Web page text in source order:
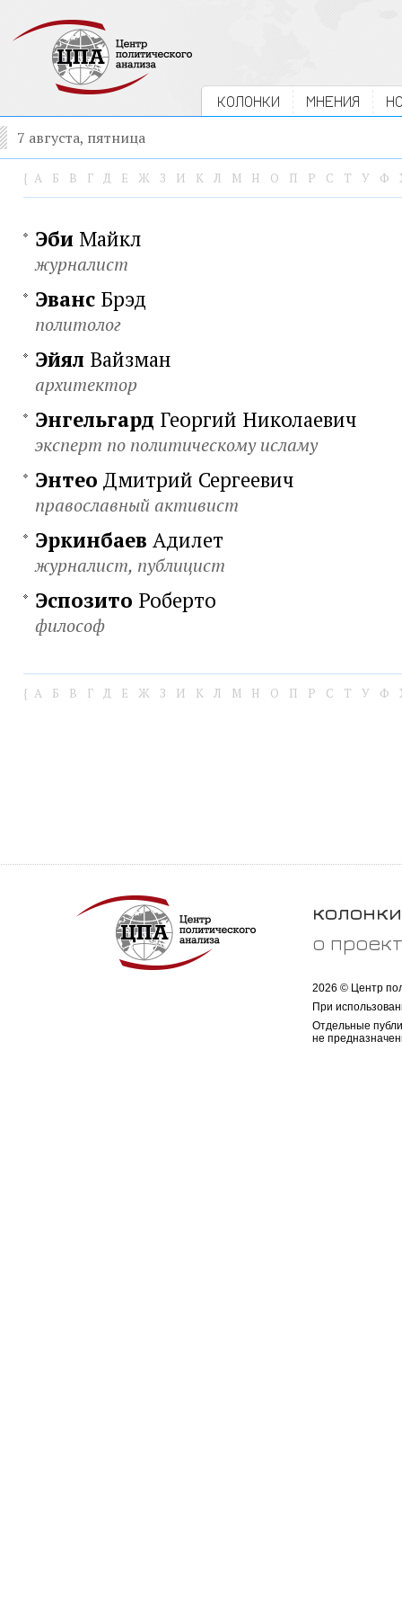
КОЛОНКИ МНЕНИЯ
7 августа, пятница
{ А Б В Г Д Е Ж З И К Л М Н О П Р С Т У Ф
Эби Майкл
журналист
Эванс Брэд
политолог
Эйял Вайзман
архитектор
Энгельгард Георгий Николаевич
эксперт по политическому исламу
Энтео Дмитрий Сергеевич
православный активист
Эркинбаев Адилет
журналист, публицист
Эспозито Роберто
философ
{ А Б В Г Д Е Ж З И К Л М Н О П Р С Т У Ф
колонки
о
2026 © Центр
При
Отдельные
не